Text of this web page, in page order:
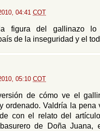
04:41 COT
la figura del gallinazo
de la inseguridad y el
05:10 COT
de cómo ve el
ordenado. Valdría la pena
con el relato del
de Doña Juana,